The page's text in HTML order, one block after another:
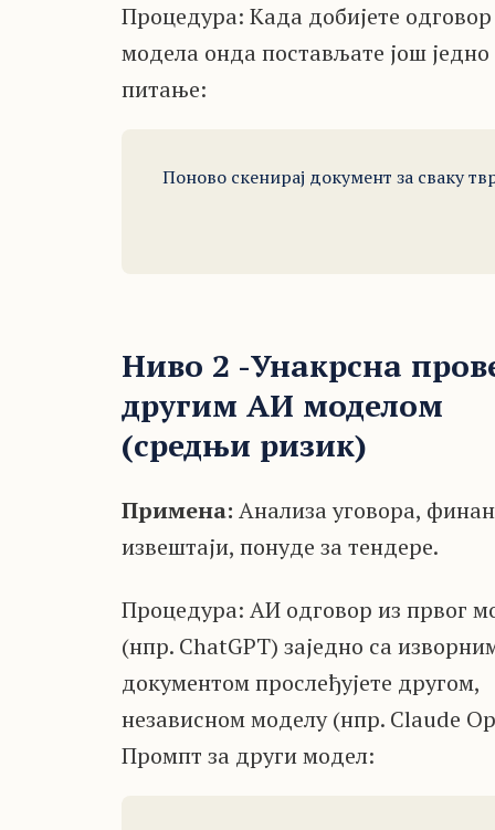
Процедура: Када добијете одговор
модела онда постављате још једно
питање:
Поново скенирај документ за сваку
Ниво 2 -Унакрсна
другим АИ моделом
(средњи ризик)
Примена:Анализа уговора,
извештаји, понуде за тендере.
Процедура: АИ одговор из првог
(нпр. ChatGPT) заједно са
документом прослеђујете другом,
независном моделу (нпр. Claude
Промпт за други модел: